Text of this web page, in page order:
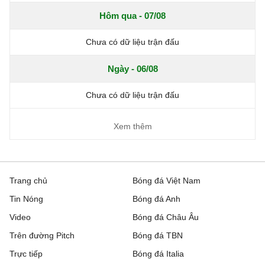
Hôm qua - 07/08
Chưa có dữ liệu trận đấu
Ngày - 06/08
Chưa có dữ liệu trận đấu
Xem thêm
Trang chủ
Tin Nóng
Video
Trên đường Pitch
Trực tiếp
Bóng đá Việt Nam
Bóng đá Anh
Bóng đá Châu Âu
Bóng đá TBN
Bóng đá Italia